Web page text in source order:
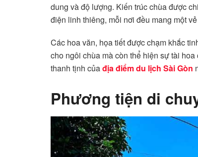
dung và độ lượng. Kiến trúc chùa được
điện linh thiêng, mỗi nơi đều mang một
Các hoa văn, họa tiết được chạm khắc
cho ngôi chùa mà còn thể hiện sự tài
thanh tịnh củađịa điểm du lịch Sài Gòn
Phương tiện di